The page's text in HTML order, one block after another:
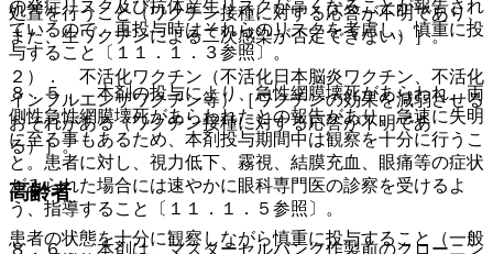
処置を行うこと（ワクチン接種に対する応答が不明であり、
また、生ワクチンによる二次感染が否定できない）］。
２）． 不活化ワクチン（不活化日本脳炎ワクチン、不活化
インフルエンザワクチン等）［ワクチンの効果を減弱させる
おそれがある（ワクチン接種に対する応答が不明であ
る）］。
高齢者
患者の状態を十分に観察しながら慎重に投与すること（一般
の発症リスク及び抗体産生リスクが高くなることが報告され
ているので、再投与時はそれらのリスクを考慮し、慎重に投
与すること〔１１．１．３参照〕。
８．５． 本剤の投与により、急性網膜壊死があらわれ、両
側性急性網膜壊死があらわれたとの報告があり、急速に失明
に至る事もあるため、本剤投与期間中は観察を十分に行うこ
と。患者に対し、視力低下、霧視、結膜充血、眼痛等の症状
がみられた場合には速やかに眼科専門医の診察を受けるよ
う、指導すること〔１１．１．５参照〕。
８．６． 本剤は、マスターセルバンク作製前のクローニン